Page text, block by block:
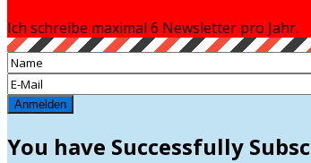
Ich schreibe maximal 6 Newsletter pro Jahr.
Anmelden
You have Successfully